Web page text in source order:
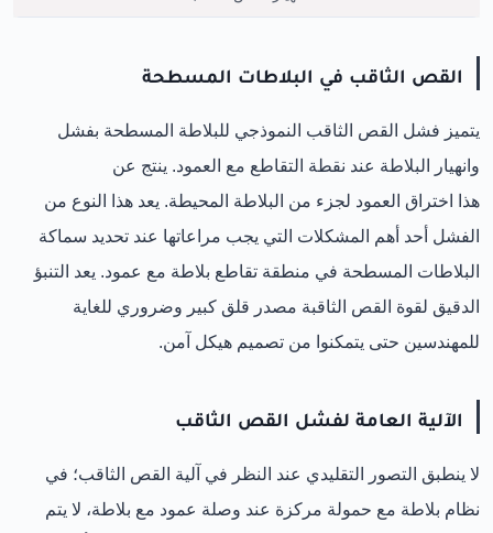
القص الثاقب في البلاطات المسطحة
يتميز فشل القص الثاقب النموذجي للبلاطة المسطحة بفشل
وانهيار البلاطة عند نقطة التقاطع مع العمود. ينتج عن
هذا
اختراق العمود لجزء من البلاطة المحيطة. يعد هذا النوع من
الفشل أحد أهم المشكلات التي يجب مراعاتها عند تحديد سماكة
البلاطات المسطحة في منطقة تقاطع بلاطة مع عمود. يعد التنبؤ
الدقيق لقوة القص الثاقبة مصدر قلق كبير وضروري للغاية
للمهندسين حتى يتمكنوا من تصميم هيكل آمن.
الآلية العامة لفشل القص الثاقب
لا ينطبق التصور التقليدي عند النظر في آلية القص الثاقب؛ في
نظام بلاطة مع حمولة مركزة عند وصلة عمود مع بلاطة، لا يتم